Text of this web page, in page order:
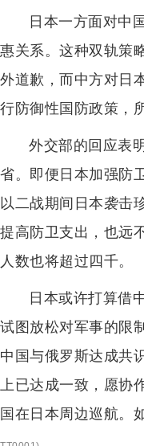
日本一方面对中
惠关系。这种双轨策
外道歉，而中方对日
行防御性国防政策，
外交部的回应表
省。即便日本加强防
以二战期间日本袭击
提高防卫支出，也远
人数也将超过四千。
日本或许打算借
试图放松对军事的限
中国与俄罗斯达成共
上已达成一致，愿协
国在日本周边巡航。